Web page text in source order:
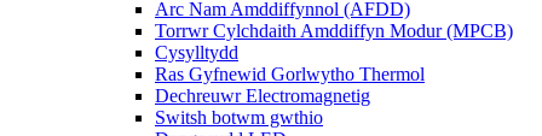
Arc Nam Amddiffynnol (AFDD)
Torrwr Cylchdaith Amddiffyn Modur (MPCB)
Cysylltydd
Ras Gyfnewid Gorlwytho Thermol
Dechreuwr Electromagnetig
Switsh botwm gwthio